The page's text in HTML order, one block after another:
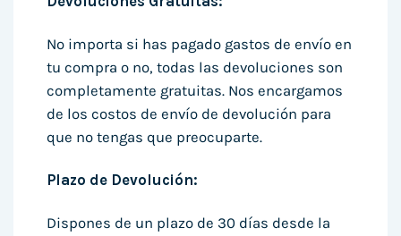
No importa si has pagado gastos de envío en
tu compra o no, todas las devoluciones son
completamente gratuitas. Nos encargamos
de los costos de envío de devolución para
que no tengas que preocuparte.
Plazo de Devolución:
Dispones de un plazo de 30 días desde la